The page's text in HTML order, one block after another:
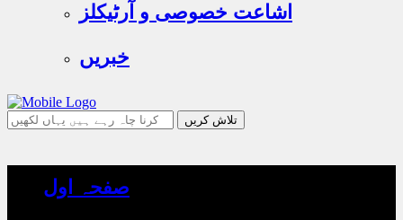
اشاعت خصوصی و آرٹیکلز
خبریں
جو
چاہ
صفحہ اول